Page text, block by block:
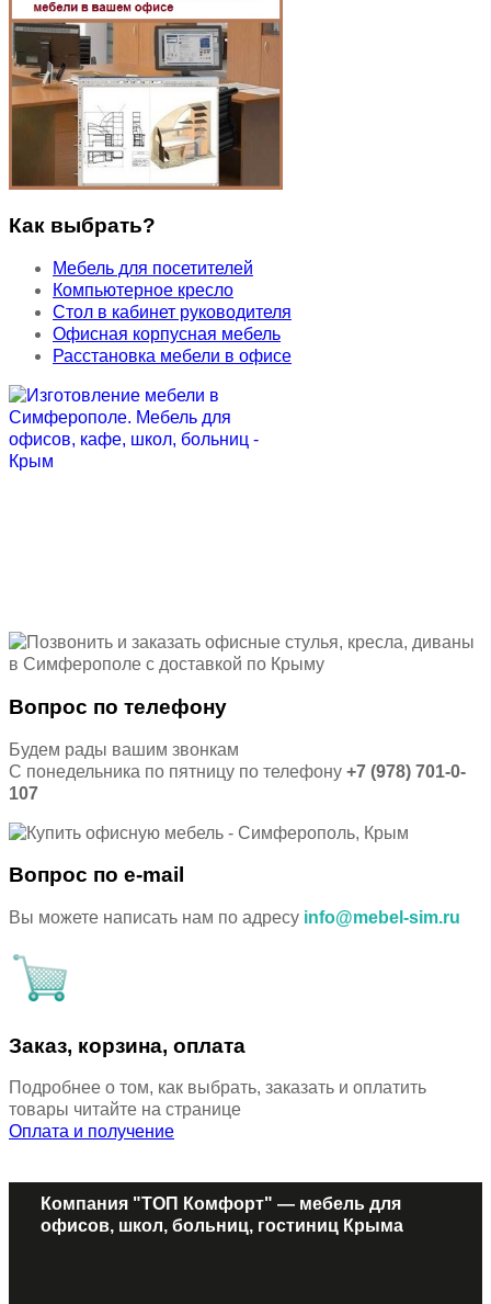
Как выбрать?
Мебель для посетителей
Компьютерное кресло
Стол в кабинет руководителя
Офисная корпусная мебель
Расстановка мебели в офисе
Вопрос по телефону
Будем рады вашим звонкам
С понедельника по пятницу по телефону +7 (978) 701-0-
107
Вопрос по e-mail
Вы можете написать нам по адресу info@mebel-sim.ru
Заказ, корзина, оплата
Подробнее о том, как выбрать, заказать и оплатить
товары читайте на странице
Оплата и получение
Компания "ТОП Комфорт" — мебель для
офисов, школ, больниц, гостиниц Крыма